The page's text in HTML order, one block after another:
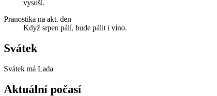
vysuší.
Pranostika na akt. den
Když srpen pálí, bude pálit i víno.
Svátek
Svátek má Lada
Aktuální počasí